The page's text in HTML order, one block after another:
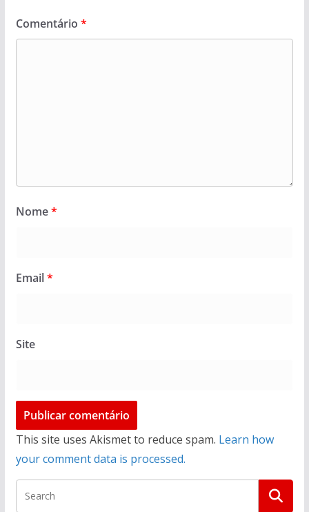
Comentário *
Nome*
Email*
Site
This site uses Akismet to reduce spam. Learn how
your comment data is processed.